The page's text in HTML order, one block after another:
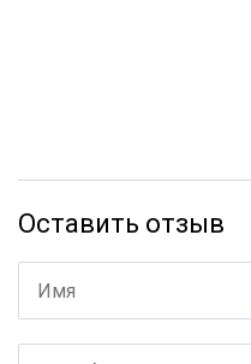
Оставить отзыв